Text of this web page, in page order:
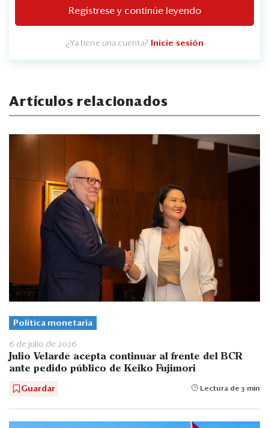
Regístrese y continúe leyendo
¿Ya tiene una cuenta? Inicie sesión
Artículos relacionados
Política monetaria
6 de julio de 2026
Julio Velarde acepta continuar al frente del BCR
ante pedido público de Keiko Fujimori
Guardar Lectura de 3 min